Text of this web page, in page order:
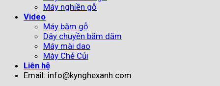
Máy nghiền gỗ
Video
Máy băm gỗ
Dây chuyền băm dăm
Máy mài dao
Máy Chẻ Củi
Liên hệ
Email: info@kynghexanh.com